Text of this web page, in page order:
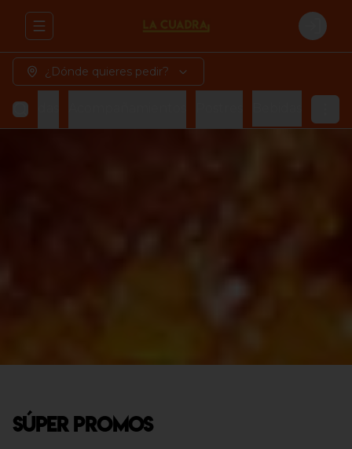
Abrir menu de navegación Login
¿Dónde quieres pedir?
Súper Promos